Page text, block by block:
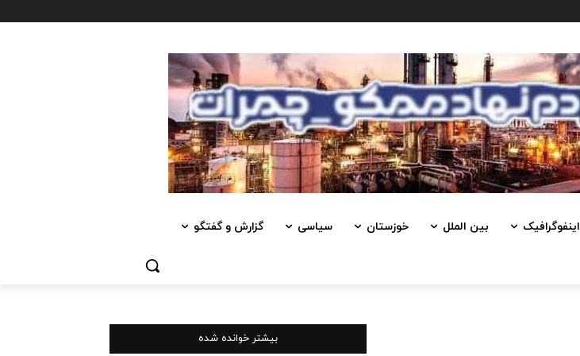
اینفوگرافیک بین الملل خوزستان سیاسی گزارش و گفتگو
بیشتر خوانده شده